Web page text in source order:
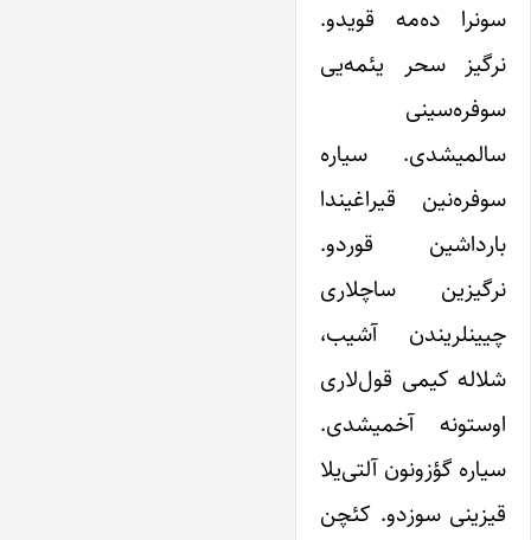
سونرا ده‌مه قویدو.
نرگیز سحر یئمه‌یی
سوفره‌سینی
سالمیشدی. سیاره
سوفره‌نین قیراغیندا
بارداشین قوردو.
نرگیزین ساچلاری
چیینلریندن آشیب،
شلاله کیمی قول‌لاری
اوستونه آخمیشدی.
سیاره گؤزونون آلتی‌یلا
قیزینی سوزدو. کئچن